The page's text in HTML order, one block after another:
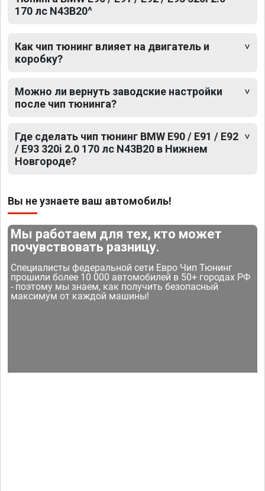
170 лс N43B20^
Как чип тюнинг влияет на двигатель и
коробку?
Можно ли вернуть заводские настройки
после чип тюнинга?
Где сделать чип тюнинг BMW E90 / E91 / E92
/ E93 320i 2.0 170 лс N43B20 в Нижнем
Новгороде?
Вы не узнаете ваш автомобиль!
Мы работаем для тех, кто может
почувствовать разницу.
Специалисты федеральной сети Евро Чип Тюнинг
прошили более 10 000 автомобилей в 50+ городах РФ
- поэтому мы знаем, как получить безопасный
максимум от каждой машины!